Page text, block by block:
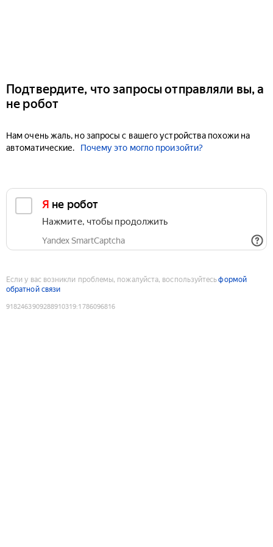
Подтвердите, что запросы отправляли вы, а
не робот
Нам очень жаль, но запросы с вашего устройства похожи на
автоматические.
Почему это могло произойти?
Я не робот
Нажмите, чтобы продолжить
Yandex SmartCaptcha
Если у вас возникли проблемы, пожалуйста, воспользуйтесьформой
обратной связи
9182463909288910319:1786096816